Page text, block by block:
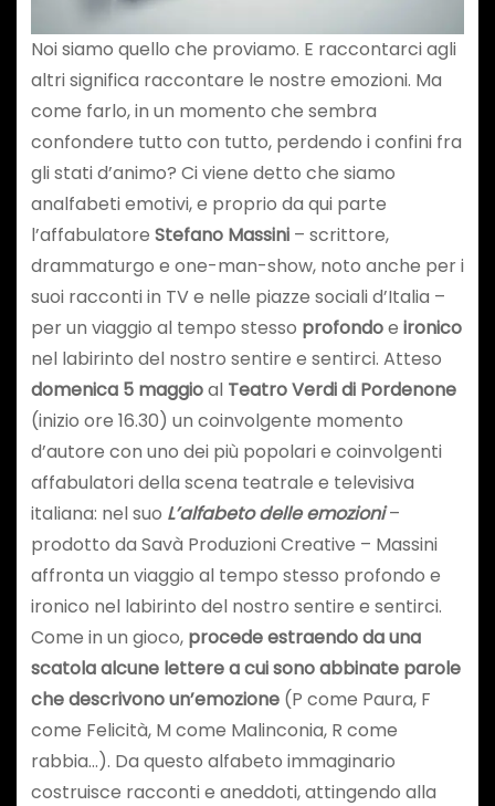
Noi siamo quello che proviamo. E raccontarci agli
altri significa raccontare le nostre emozioni. Ma
come farlo, in un momento che sembra
confondere tutto con tutto, perdendo i confini fra
gli stati d’animo? Ci viene detto che siamo
analfabeti emotivi, e proprio da qui parte
l’affabulatore Stefano Massini– scrittore,
drammaturgo e one-man-show, noto anche per i
suoi racconti in TV e nelle piazze sociali d’Italia –
per un viaggio al tempo stesso profondoe ironico
nel labirinto del nostro sentire e sentirci. Atteso
domenica 5 maggioal Teatro Verdi di Pordenone
(inizio ore 16.30) un coinvolgente momento
d’autore con uno dei più popolari e coinvolgenti
affabulatori della scena teatrale e televisiva
italiana: nel suo L’alfabeto delle emozioni–
prodotto da Savà Produzioni Creative – Massini
affronta un viaggio al tempo stesso profondo e
ironico nel labirinto del nostro sentire e sentirci.
Come in un gioco, procede estraendo da una
scatola alcune lettere a cui sono abbinate parole
che descrivono un’emozione(P come Paura, F
come Felicità, M come Malinconia, R come
rabbia…). Da questo alfabeto immaginario
costruisce racconti e aneddoti, attingendo alla